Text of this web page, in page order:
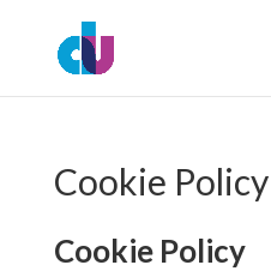
Cookie Policy
Cookie Policy